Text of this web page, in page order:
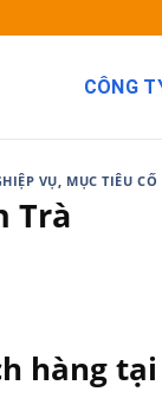
CÔNG
VỤ, MỤC TIÊU
Trà
hàng tại